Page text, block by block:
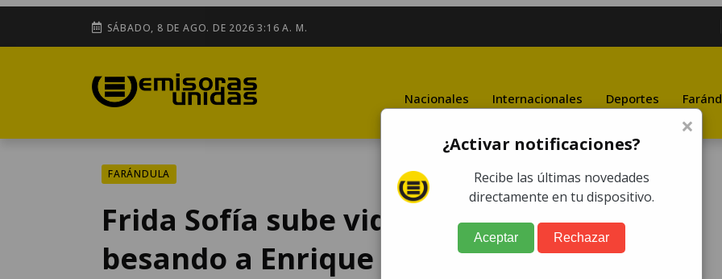
SÁBADO, 8 DE AGO. DE 2026 3:16 A. M.
Nacionales Internacionales Deportes
FARÁNDULA
Frida Sofía sube video de su mamá
besando a Enrique Guzmán en la boca
×
¿Activar notificaciones?
Recibe las últimas novedades
directamente en tu dispositivo.
Aceptar Rechazar